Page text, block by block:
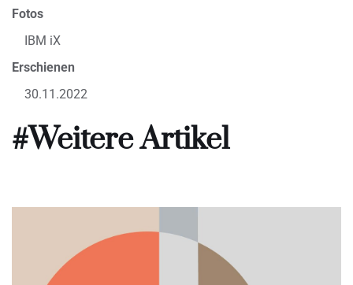
Fotos
IBM iX
Erschienen
30.11.2022
#Weitere Artikel